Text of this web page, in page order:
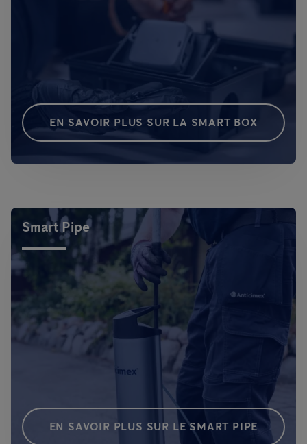
EN SAVOIR PLUS SUR LA SMART BOX
Smart Pipe
EN SAVOIR PLUS SUR LE SMART PIPE